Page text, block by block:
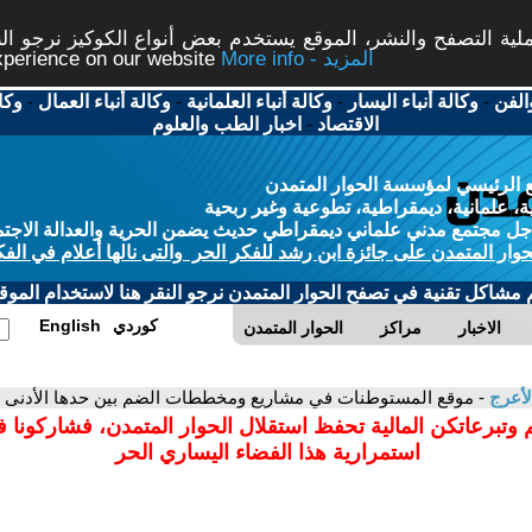
التصفح والنشر، الموقع يستخدم بعض أنواع الكوكيز نرجو
on our website
More info - المزيد
-وكالة أنباء اليسار -وكالة أنباء العلمانية -وكالة أنباء العمال -
الاقتصاد - اخبار الطب والعلوم
الرئيسي لمؤسسة الحوار المتمدن
علمانية، ديمقراطية، تطوعية وغير ربحية
مجتمع مدني علماني ديمقراطي حديث يضمن الحرية والعدالة
المتمدن على جائزة ابن رشد للفكر الحر والتى نالها أعلام في
مشاكل تقنية في تصفح الحوار المتمدن نرجو النقر هنا لاستخدام
الحوار المتمدن مراكز الاخبار English كوردي
- موقع المستوطنات في مشاريع ومخططات الضم بين حدها الأدنى
وتبرعاتكن المالية تحفظ استقلال الحوار المتمدن،
استمرارية هذا الفضاء اليساري الحر